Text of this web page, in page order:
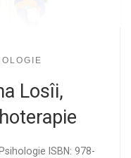
Losîi,
ISBN: 978-